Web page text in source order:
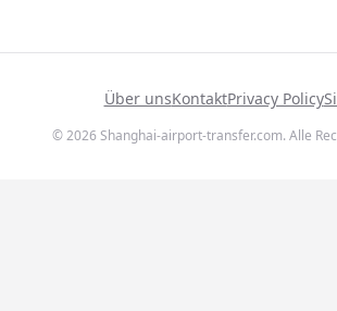
Über unsKontaktPrivacy Policy
© 2026 Shanghai-airport-transfer.com. Alle